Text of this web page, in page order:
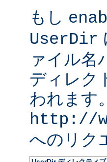
もし
UserDir
ァイル名
ディレク
われます。
http://
へのリク